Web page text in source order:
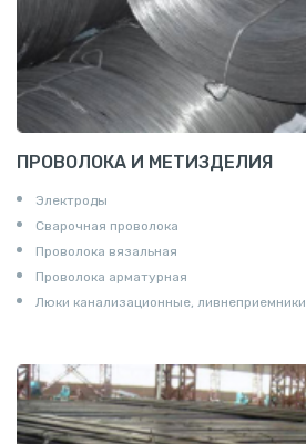
ПРОВОЛОКА И МЕТИЗДЕЛИЯ
Электроды
Сварочная проволока
Проволока вязальная
Проволока арматурная
Люки канализационные, ливнеприемники